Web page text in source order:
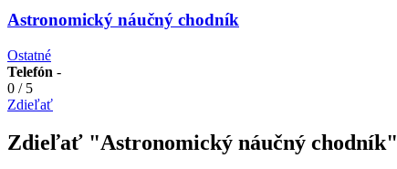
Astronomický náučný chodník
Ostatné
Telefón -
0 /5
Zdieľať
Zdieľať "Astronomický náučný chodník"